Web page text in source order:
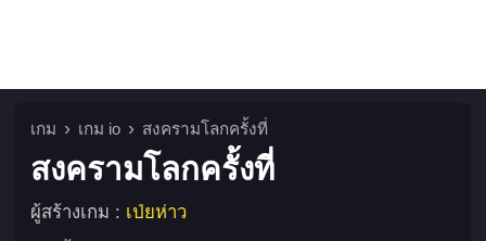
เกม เกม io สงครามโลกครั้งที่
สงครามโลกครั้งที่
ผู้สร้างเกม : เป่ยห่าว